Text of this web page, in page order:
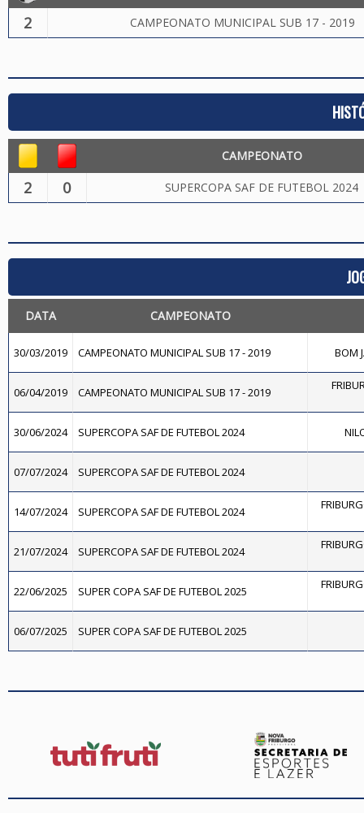
2 CAMPEONATO MUNICIPAL SUB 17 - 2019
CAMPEONATO
2 0 SUPERCOPA SAF DE FUTEBOL 2024
DATA CAMPEONATO
30/03/2019 CAMPEONATO MUNICIPAL SUB 17 - 2019 BOM
06/04/2019 CAMPEONATO MUNICIPAL SUB 17 - 2019
30/06/2024 SUPERCOPA SAF DE FUTEBOL 2024
07/07/2024 SUPERCOPA SAF DE FUTEBOL 2024
14/07/2024 SUPERCOPA SAF DE FUTEBOL 2024
21/07/2024 SUPERCOPA SAF DE FUTEBOL 2024
22/06/2025 SUPER COPA SAF DE FUTEBOL 2025
06/07/2025 SUPER COPA SAF DE FUTEBOL 2025